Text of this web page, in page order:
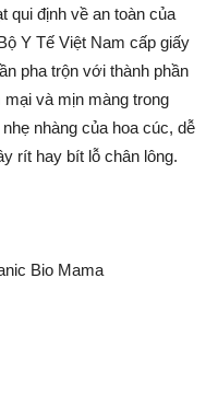
qui định về an toàn của
Y Tế Việt Nam cấp giấy
pha trộn với thành phần
mại và mịn màng trong
nhàng của hoa cúc, dễ
rít hay bít lỗ chân lông.